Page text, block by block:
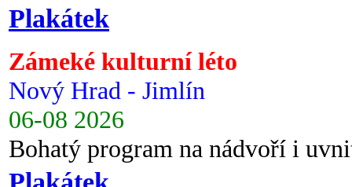
Plakátek
Zámeké kulturní léto
Nový Hrad - Jimlín
06-08 2026
Bohatý program na nádvoří i